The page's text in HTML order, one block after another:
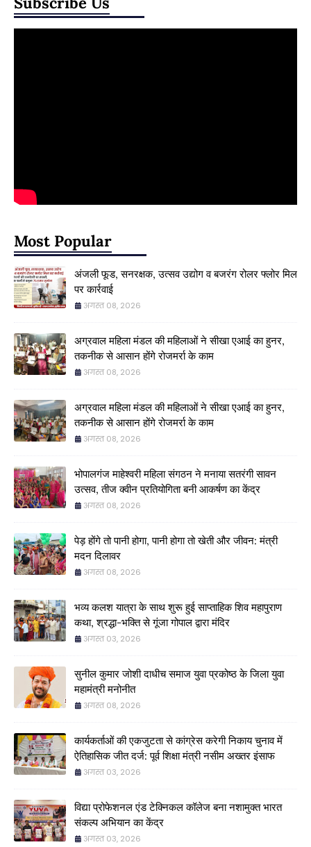
Most Popular
अंजली फूड, सनरक्षक, उत्सव उद्योग व बजरंग रोलर फ्लोर मिल
पर कार्रवाई
अगस्त 08, 2026
अग्रवाल महिला मंडल की महिलाओं ने सीखा एआई का हुनर,
तकनीक से आसान होंगे रोजमर्रा के काम
अगस्त 08, 2026
अग्रवाल महिला मंडल की महिलाओं ने सीखा एआई का हुनर,
तकनीक से आसान होंगे रोजमर्रा के काम
अगस्त 08, 2026
भोपालगंज माहेश्वरी महिला संगठन ने मनाया सतरंगी सावन
उत्सव, तीज क्वीन प्रतियोगिता बनी आकर्षण का केंद्र
अगस्त 08, 2026
पेड़ होंगे तो पानी होगा, पानी होगा तो खेती और जीवन: मंत्री
मदन दिलावर
अगस्त 08, 2026
भव्य कलश यात्रा के साथ शुरू हुई साप्ताहिक शिव महापुराण
कथा, श्रद्धा-भक्ति से गूंजा गोपाल द्वारा मंदिर
अगस्त 03, 2026
सुनील कुमार जोशी दाधीच समाज युवा प्रकोष्ठ के जिला युवा
महामंत्री मनोनीत
अगस्त 08, 2026
कार्यकर्ताओं की एकजुटता से कांग्रेस करेगी निकाय चुनाव में
ऐतिहासिक जीत दर्ज: पूर्व शिक्षा मंत्री नसीम अख्तर इंसाफ
अगस्त 03, 2026
विद्या प्रोफेशनल एंड टेक्निकल कॉलेज बना नशामुक्त भारत
संकल्प अभियान का केंद्र
अगस्त 03, 2026